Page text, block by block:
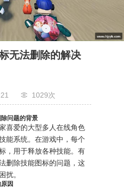
无法删除的解决
1029次
问题的背景
喜爱的大型多人在线角色
能系统。在游戏中，每个
，用于释放各种技能。有
删除技能图标的问题，这
扰。
因